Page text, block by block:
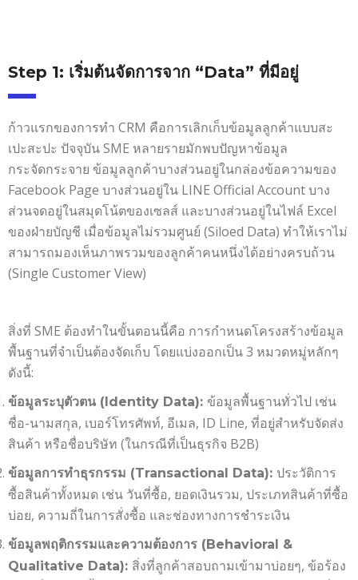
Step 1: เริ่มต้นจัดการจาก “Data” ที่มีอยู่
ก้าวแรกของการทำ CRM คือการเลิกเก็บข้อมูลลูกค้าแบบสะ
เปะสะปะ ปัจจุบัน SME หลายรายมักพบปัญหาข้อมูล
กระจัดกระจาย ข้อมูลลูกค้าบางส่วนอยู่ในกล่องข้อความของ
Facebook Page บางส่วนอยู่ใน LINE Official Account บาง
ส่วนจดอยู่ในสมุดโน้ตของเซลส์ และบางส่วนอยู่ในไฟล์ Excel
ของฝ่ายบัญชี เมื่อข้อมูลไม่รวมศูนย์ (Siloed Data) ทำให้เราไม่
สามารถมองเห็นภาพรวมของลูกค้าคนหนึ่งได้อย่างครบถ้วน
(Single Customer View)
สิ่งที่ SME ต้องทำในขั้นตอนนี้คือ การกำหนดโครงสร้างข้อมูล
พื้นฐานที่จำเป็นต้องจัดเก็บ โดยแบ่งออกเป็น 3 หมวดหมู่หลักๆ
ดังนี้:
ข้อมูลระบุตัวตน (Identity Data): ข้อมูลพื้นฐานทั่วไป เช่น
ชื่อ-นามสกุล, เบอร์โทรศัพท์, อีเมล, ID Line, ที่อยู่สำหรับจัดส่ง
สินค้า หรือชื่อบริษัท (ในกรณีที่เป็นธุรกิจ B2B)
ข้อมูลการทำธุรกรรม (Transactional Data): ประวัติการ
ซื้อสินค้าทั้งหมด เช่น วันที่ซื้อ, ยอดเงินรวม, ประเภทสินค้าที่ซื้อ
บ่อย, ความถี่ในการสั่งซื้อ และช่องทางการชำระเงิน
ข้อมูลพฤติกรรมและความต้องการ (Behavioral &
Qualitative Data): สิ่งที่ลูกค้าสอบถามเข้ามาบ่อยๆ, ข้อร้อง